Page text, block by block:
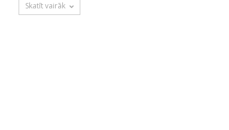
Skatīt vairāk